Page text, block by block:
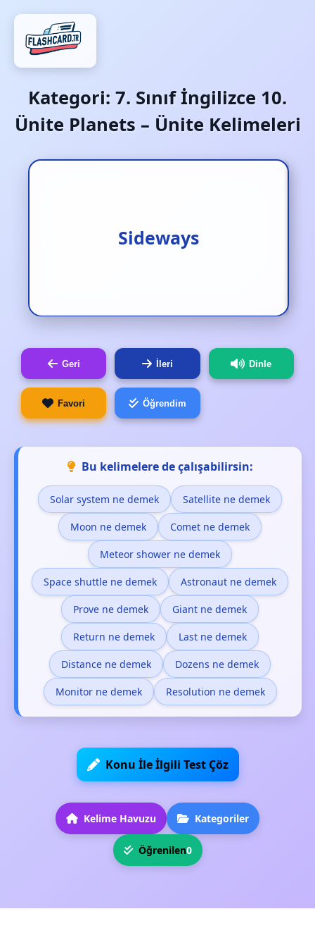
Kategori: 7. Sınıf İngilizce 10.
Ünite Planets – Ünite Kelimeleri
Sideways
Yana doğru
Geri İleri Dinle
Favori Öğrendim
Bu kelimelere de çalışabilirsin:
Solar system ne demek Satellite ne demek
Moon ne demek Comet ne demek
Meteor shower ne demek
Space shuttle ne demek Astronaut ne demek
Prove ne demek Giant ne demek
Return ne demek Last ne demek
Distance ne demek Dozens ne demek
Monitor ne demek Resolution ne demek
Konu İle İlgili Test Çöz
Kelime Havuzu Kategoriler
Öğrenilen0